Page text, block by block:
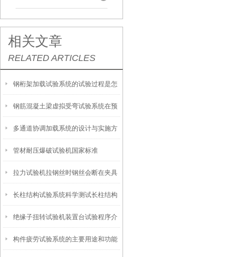
相关文章
RELATED ARTICLES
钢桁架加载试验系统的试验过程是怎
样的？
钢筋混凝土梁虚拟受弯试验系统在预
应力混凝土梁研究中的应用
多通道协调加载系统的设计与实施方
法介绍
管材耐压爆破试验机国家标准
拉力试验机拉钢丝时钢丝会断在夹具
口是什么原因
长柱结构试验系统科学测试长柱结构
的抗压与抗弯能力
绝缘子扭转试验机装置台试验程序介
绍
构件疲劳试验系统的主要用途和功能